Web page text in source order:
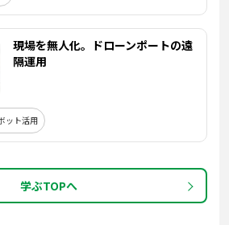
現場を無人化。ドローンポートの遠
隔運用
ット活用
学ぶTOPへ